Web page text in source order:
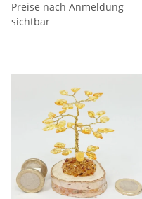
Band, ES, inkl. "Sack & Pack"
Preise nach Anmeldung
sichtbar